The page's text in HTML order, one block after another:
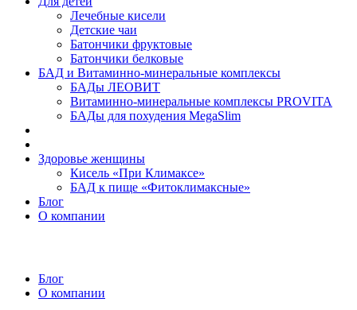
Лечебные кисели
Детские чаи
Батончики фруктовые
Батончики белковые
БАД и Витаминно-минеральные комплексы
БАДы ЛЕОВИТ
Витаминно-минеральные комплексы PROVITA
БАДы для похудения MegaSlim
Здоровье женщины
Кисель «При Климаксе»
БАД к пище «Фитоклимаксные»
Блог
О компании
Блог
О компании